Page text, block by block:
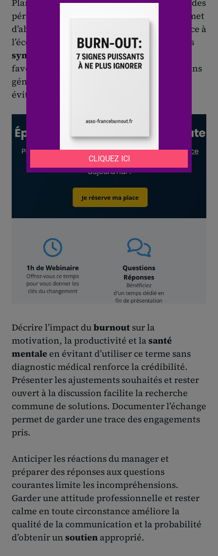
Planifier un rendez-vous formel en dehors des
périodes de
permet
d’aborder la situation dans un climat propice à
l’écoute. Préparer un discours centré sur les
symptômes
et l’impact sur la performance
favorise la
reconnaissancedu problème sans
générer de tension. Rester factuel aide à
éviter les malentendus.
Décrire l’impact duburnout sur la
motivation, la productivité et lasanté
mentale en évitant d’utiliser ce terme sans
diagnostic médical renforce la crédibilité.
Présenter les ajustements souhaités et rester
ouvert à la discussion facilite la recherche
commune de solutions. Documenter l’échange
permet de garder une trace des engagements
pris.
Anticiper les réactions du manager et
préparer des réponses aux questions
courantes limite les incompréhensions.
Garder une attitude professionnelle et rester
calme en toute circonstance améliore la
qualité de la communication et la probabilité
d’obtenir un soutien approprié.